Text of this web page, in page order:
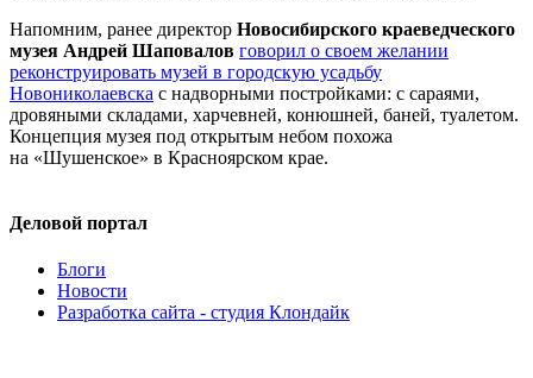
Напомним, ранее директор Новосибирского краеведческого
музея Андрей Шаповалов говорил о своем желании
реконструировать музей в городскую усадьбу
Новониколаевска с надворными постройками: с сараями,
дровяными складами, харчевней, конюшней, баней, туалетом.
Концепция музея под открытым небом похожа
на «Шушенское» в Красноярском крае.
Деловой портал
Блоги
Новости
Разработка сайта - студия Клондайк